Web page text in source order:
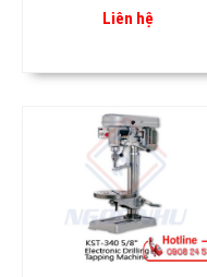
Liên hệ